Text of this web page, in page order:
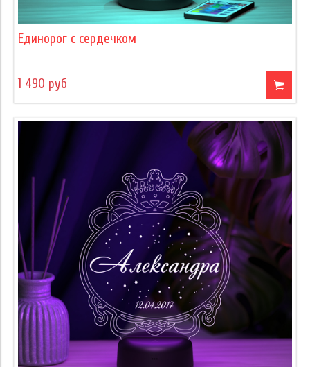
Единорог с сердечком
1 490 руб